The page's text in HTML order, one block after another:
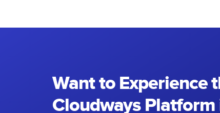
Want to Experience
Cloudways Platform